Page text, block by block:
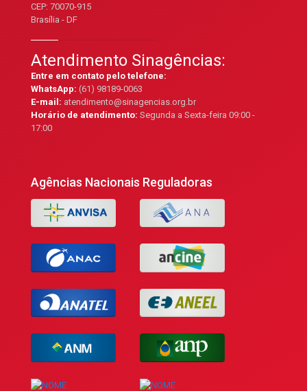
CEP: 70070-915
Brasília - DF
Atendimento Sinagências:
Entre em contato pelo telefone:
WhatsApp: (61) 98189-0063
E-mail: atendimento@sinagencias.org.br
Horário de atendimento: Segunda a Sexta-feira 09:00 -
17:00
Agências Nacionais Reguladoras